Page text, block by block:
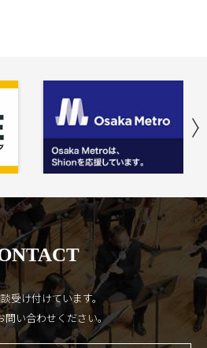
受け付けています。
問い合わせください。